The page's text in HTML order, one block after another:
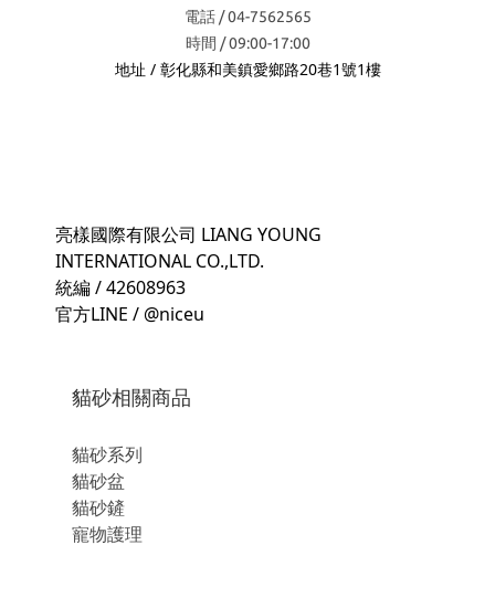
電話 / 04-7562565
時間 / 09:00-17:00
地址 / 彰化縣和美鎮愛鄉路20巷1號1樓
亮樣國際有限公司 LIANG YOUNG
INTERNATIONAL CO.,LTD.
統編 / 42608963
官方LINE / @niceu
貓砂相關商品
貓砂系列
貓砂盆
貓砂鏟
寵物護理